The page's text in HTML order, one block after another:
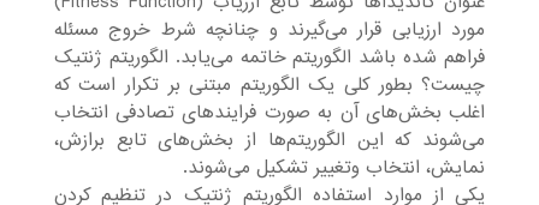
مورد ارزیابی قرار می‌گیرند و چنانچه شرط خروج مسئله
فراهم شده باشد الگوریتم خاتمه می‌یابد. الگوریتم ژنتیک
چیست؟ بطور کلی یک الگوریتم مبتنی بر تکرار است که
اغلب بخش‌های آن به صورت فرایندهای تصادفی انتخاب
می‌شوند که این الگوریتم‌ها از بخش‌های تابع برازش،
نمایش، انتخاب وتغییر تشکیل می‌شوند.
یکی از موارد استفاده الگوریتم ژنتیک در تنظیم کردن